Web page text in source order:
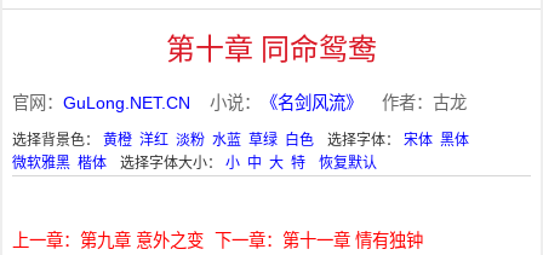
第十章 同命鸳鸯
官网： GuLong.NET.CN 小说： 《名剑风流》 作者：古龙
选择背景色： 黄橙 洋红 淡粉 水蓝 草绿 白色 选择字体： 宋体 黑体
微软雅黑 楷体 选择字体大小： 小 中 大 特 恢复默认
上一章：第九章 意外之变 下一章：第十一章 情有独钟